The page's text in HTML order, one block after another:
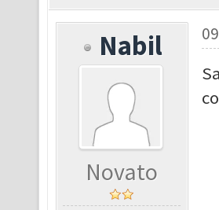
Nabil
Novato